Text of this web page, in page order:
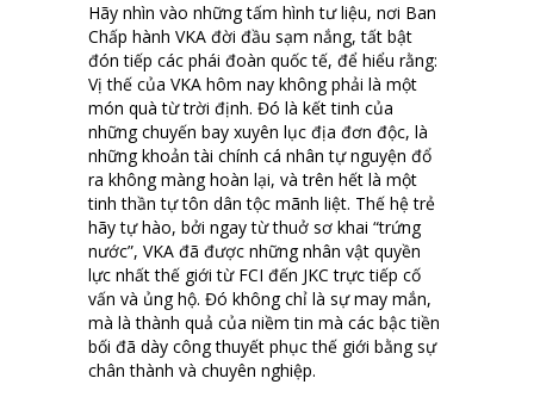
Hãy nhìn vào những tấm hình tư liệu, nơi Ban
Chấp hành VKA đời đầu sạm nắng, tất bật
đón tiếp các phái đoàn quốc tế, để hiểu rằng:
Vị thế của VKA hôm nay không phải là một
món quà từ trời định. Đó là kết tinh của
những chuyến bay xuyên lục địa đơn độc, là
những khoản tài chính cá nhân tự nguyện đổ
ra không màng hoàn lại, và trên hết là một
tinh thần tự tôn dân tộc mãnh liệt. Thế hệ trẻ
hãy tự hào, bởi ngay từ thuở sơ khai “trứng
nước”, VKA đã được những nhân vật quyền
lực nhất thế giới từ FCI đến JKC trực tiếp cố
vấn và ủng hộ. Đó không chỉ là sự may mắn,
mà là thành quả của niềm tin mà các bậc tiền
bối đã dày công thuyết phục thế giới bằng sự
chân thành và chuyên nghiệp.